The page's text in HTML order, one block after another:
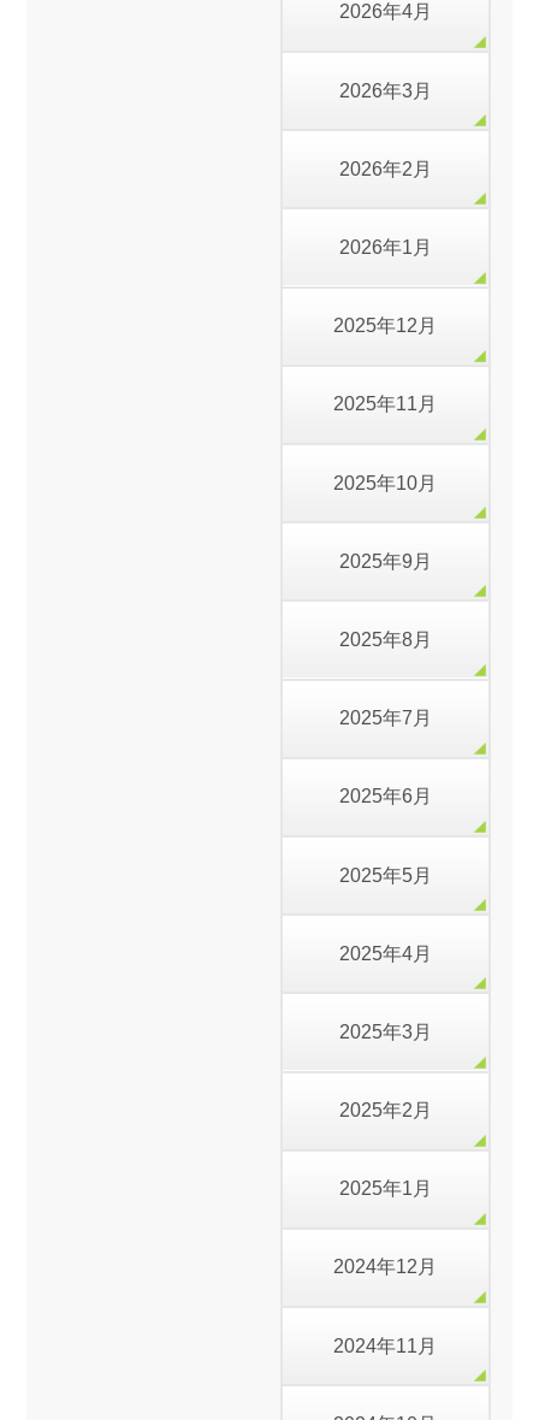
2026年4月
2026年3月
2026年2月
2026年1月
2025年12月
2025年11月
2025年10月
2025年9月
2025年8月
2025年7月
2025年6月
2025年5月
2025年4月
2025年3月
2025年2月
2025年1月
2024年12月
2024年11月